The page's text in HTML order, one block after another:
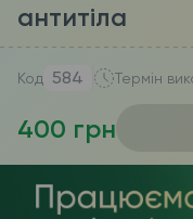
антитіла
Код 584 Термін
400 грн